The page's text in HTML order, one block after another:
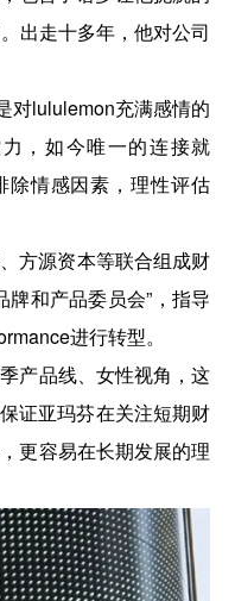
出走十多年，他对公司
对lululemon充满感情的
，如今唯一的连接就
除情感因素，理性评估
方源资本等联合组成财
和产品委员会”，指导
进行转型。
产品线、女性视角，这
证亚玛芬在关注短期财
更容易在长期发展的理